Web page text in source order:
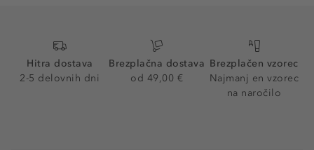
Hitra dostava
2-5 delovnih dni
Brezplačna dostava
od 49,00 €
Brezplačen vzorec
Najmanj en vzorec
na naročilo